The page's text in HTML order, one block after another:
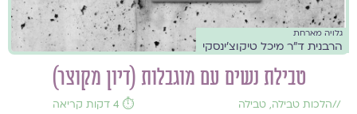
גלויה מארחת
הרבנית ד"ר מיכל טיקוצ'ינסקי
טבילת נשים עם מוגבלות (דיון מקוצר)
//הלכות טבילה, טבילה ⏱️ 4 דקות קריאה